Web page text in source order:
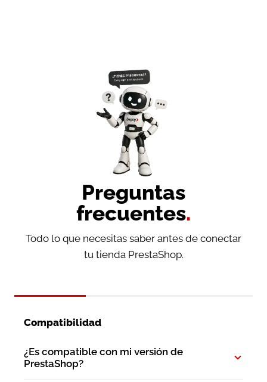
Preguntas
frecuentes.
Todo lo que necesitas saber antes de conectar
tu tienda PrestaShop.
Compatibilidad
¿Es compatible con mi versión de
PrestaShop?